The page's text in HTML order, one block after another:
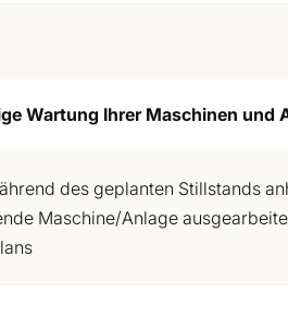
Wartung Ihrer Maschinen und
des geplanten Stillstands
Maschine/Anlage